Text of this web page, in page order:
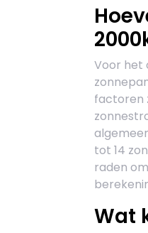
Voor het
factoren
tot 14
raden
Wat